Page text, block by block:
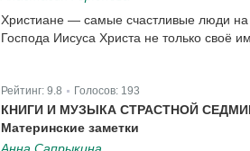
Христиане — самые счастливые люди на
Господа Иисуса Христа не только своё
Рейтинг: 9.8 Голосов: 193
КНИГИ И МУЗЫКА СТРАСТНОЙ
Материнские заметки